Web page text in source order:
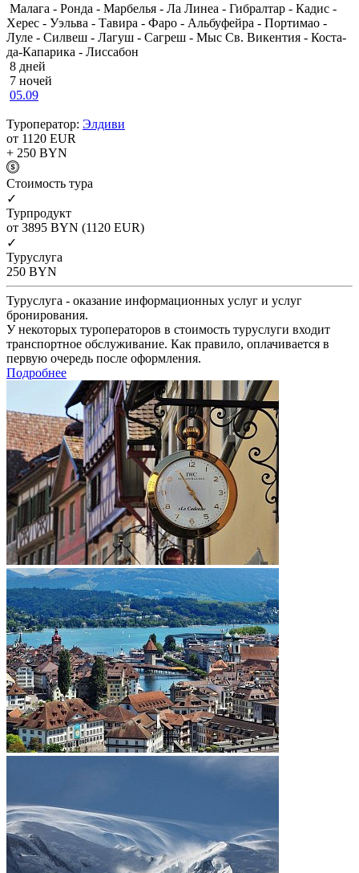
Малага - Ронда - Марбелья - Ла Линеа - Гибралтар - Кадис -
Херес - Уэльва - Тавира - Фаро - Альбуфейра - Портимао -
Луле - Силвеш - Лагуш - Сагреш - Мыс Св. Викентия - Коста-
да-Капарика - Лиссабон
8 дней
7 ночей
05.09
Туроператор: Элдиви
от 1120 EUR
+ 250 BYN
Cтоимость тура
✓
Турпродукт
от 3895 BYN (1120 EUR)
✓
Туруслуга
250 BYN
Туруслуга - оказание информационных услуг и услуг
бронирования.
У некоторых туроператоров в стоимость туруслуги входит
транспортное обслуживание. Как правило, оплачивается в
первую очередь после оформления.
Подробнее